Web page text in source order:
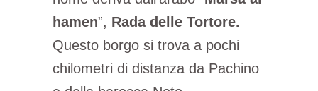
hamen”, Rada delle Tortore.
Questo borgo si trova a pochi
chilometri di distanza da Pachino